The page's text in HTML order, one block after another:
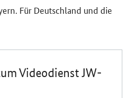
Für Deutschland und die
Videodienst JW-